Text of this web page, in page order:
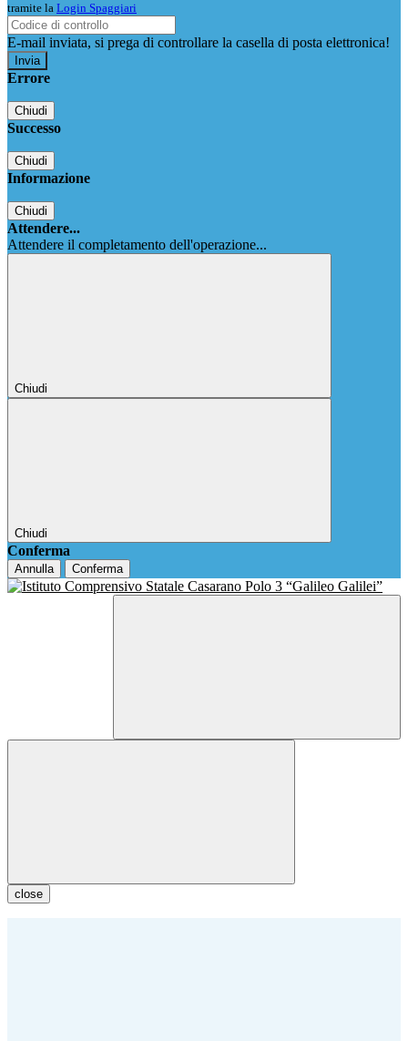
tramite la Login Spaggiari
E-mail inviata, si prega di controllare la casella di posta elettronica!
Errore
Chiudi
Successo
Chiudi
Informazione
Chiudi
Attendere...
Attendere il completamento dell'operazione...
Chiudi
Chiudi
Conferma
Annulla Conferma
close